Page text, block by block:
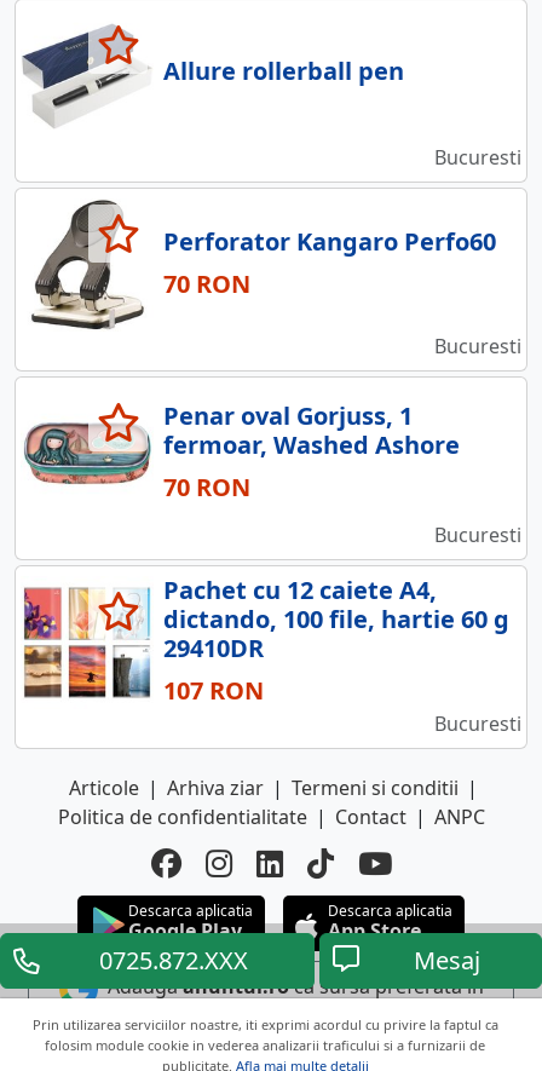
0725.872.XXX Mesaj
Prin utilizarea serviciilor noastre, iti exprimi acordul cu privire la faptul ca
folosim module cookie in vederea analizarii traficului si a furnizarii de
publicitate. Afla mai multe detalii
Allure rollerball pen
Bucuresti
Perforator Kangaro Perfo60
70 RON
Bucuresti
Penar oval Gorjuss, 1
fermoar, Washed Ashore
70 RON
Bucuresti
Pachet cu 12 caiete A4,
dictando, 100 file, hartie 60 g
29410DR
107 RON
Bucuresti
Articole | Arhiva ziar | Termeni si conditii |
Politica de confidentialitate | Contact | ANPC
Descarca aplicatia
Google Play
Descarca aplicatia
App Store
Adaugaanuntul.roca sursa preferata in
Google